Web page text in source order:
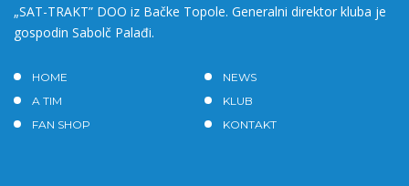
„SAT-TRAKT” DOO iz Bačke Topole. Generalni direktor kluba je
gospodin Sabolč Palađi.
HOME
NEWS
A TIM
KLUB
FAN SHOP
KONTAKT